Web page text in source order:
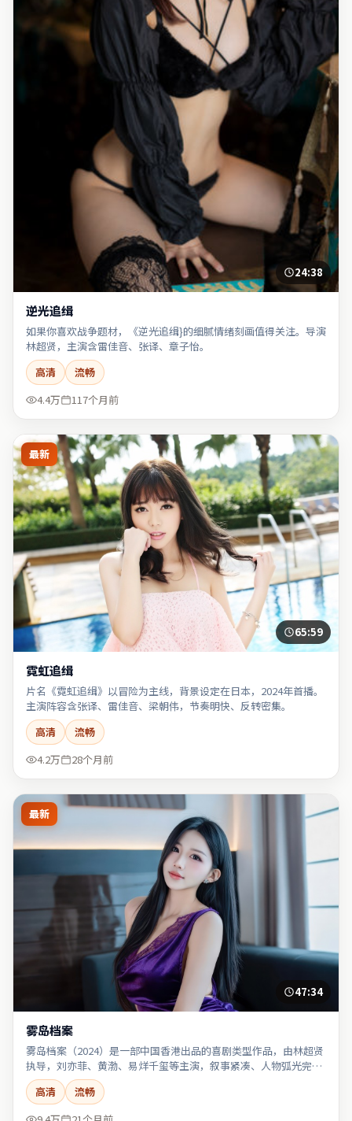
24:38
逆光追缉
如果你喜欢战争题材，《逆光追缉}的细腻情绪刻画值得关注。导演
林超贤，主演含雷佳音、张译、章子怡。
高清
流畅
4.4万
117个月前
最新
65:59
霓虹追缉
片名《霓虹追缉》以冒险为主线，背景设定在日本，2024年首播。
主演阵容含张译、雷佳音、梁朝伟，节奏明快、反转密集。
高清
流畅
4.2万
28个月前
最新
47:34
雾岛档案
雾岛档案（2024）是一部中国香港出品的喜剧类型作品，由林超贤
执导，刘亦菲、黄渤、易烊千玺等主演，叙事紧凑、人物弧光完
整。
高清
流畅